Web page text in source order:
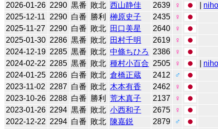
2026-01-26 2290 黒番 敗北 西山静佳 2639 ♀
2025-12-11
2290 白番 勝利 榊原史子 2435
♀
2025-11-27
2290 白番 敗北 田口美星 2640
♀
2025-01-30 2286 黒番 敗北 田村千明 2619
♀
2024-12-19 2285 黒番 敗北 中條ちひろ 2386
♀
2024-02-22 2285 黒番 敗北 種村小百合 2505 ♀
2024-01-25 2286 白番 敗北 倉橋正蔵 2412
♂
2023-11-02
2287 白番 敗北 木本有香 2462
♀
2023-10-26 2288 白番 勝利 荒木真子 2137
♀
2023-01-26 2294 黒番 敗北 小西和子 2675
♀
2022-12-22 2294 白番 敗北 陳嘉鋭 2879
♂